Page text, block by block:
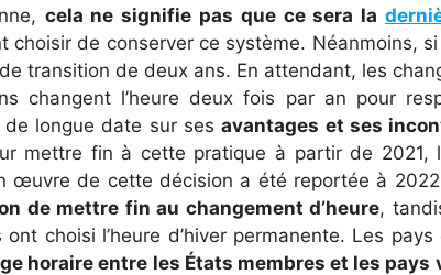
cela ne signifie pas que ce sera la
de conserver ce système. Néanmoins,
transition de deux ans. En attendant, les
changent l’heure deux fois par an pour
de longue date sur sesavantages et ses
mettre fin à cette pratique à partir de
œuvre de cette décision a été reportée à
de mettre fin au changement d’heure,
ont choisi l’heure d’hiver permanente. Les
horaire entre les États membres et les pays